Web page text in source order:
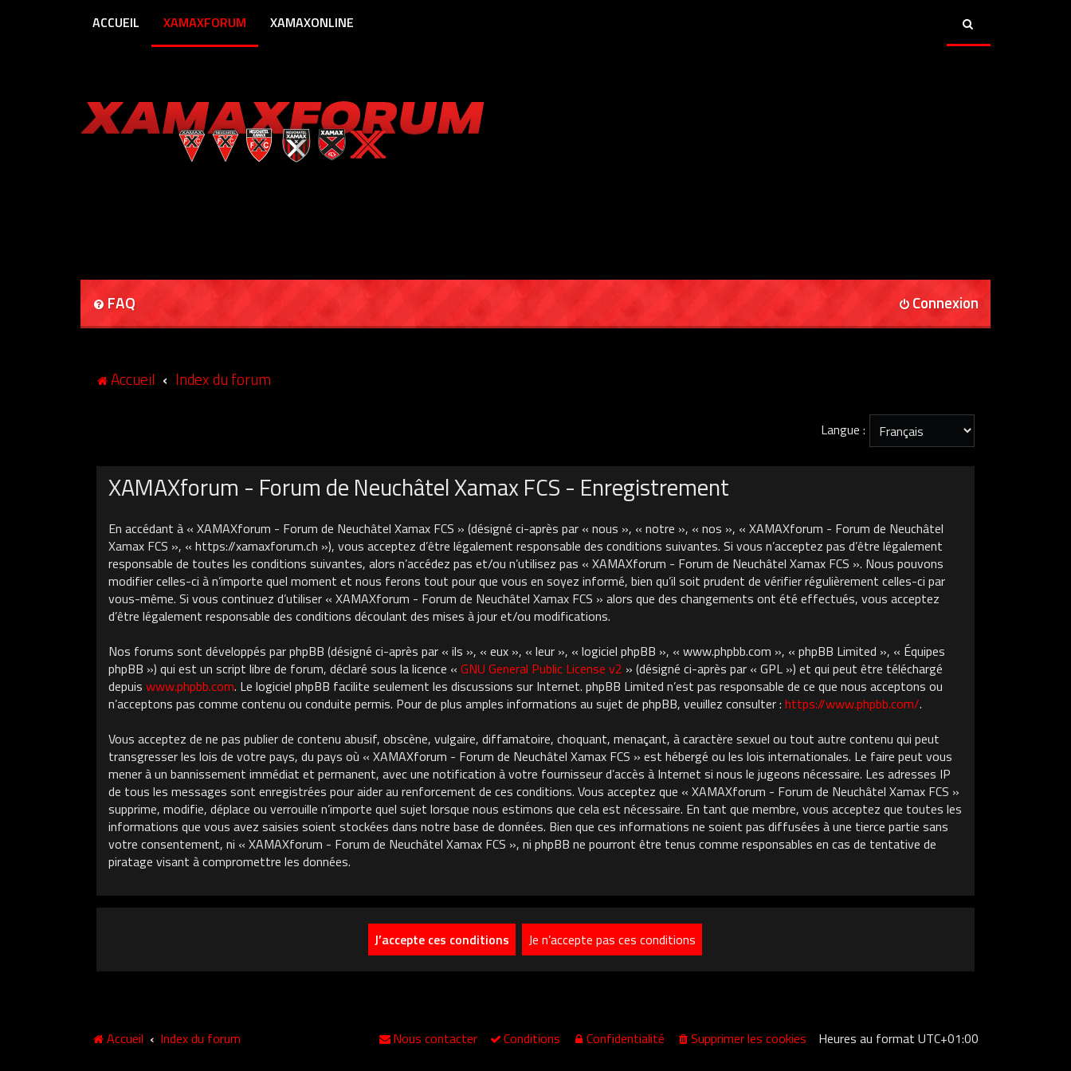
ACCUEIL XAMAXFORUM XAMAXONLINE
FAQ Connexion
Accueil Index du forum
Langue :
XAMAXforum - Forum de Neuchâtel Xamax FCS - Enregistrement
En accédant à « XAMAXforum - Forum de Neuchâtel Xamax FCS » (désigné ci-après par « nous », « notre », « nos », « XAMAXforum - Forum de Neuchâtel
Xamax FCS », « https://xamaxforum.ch »), vous acceptez d’être légalement responsable des conditions suivantes. Si vous n’acceptez pas d’être légalement
responsable de toutes les conditions suivantes, alors n’accédez pas et/ou n’utilisez pas « XAMAXforum - Forum de Neuchâtel Xamax FCS ». Nous pouvons
modifier celles-ci à n’importe quel moment et nous ferons tout pour que vous en soyez informé, bien qu’il soit prudent de vérifier régulièrement celles-ci par
vous-même. Si vous continuez d’utiliser « XAMAXforum - Forum de Neuchâtel Xamax FCS » alors que des changements ont été effectués, vous acceptez
d’être légalement responsable des conditions découlant des mises à jour et/ou modifications.
Nos forums sont développés par phpBB (désigné ci-après par « ils », « eux », « leur », « logiciel phpBB », « www.phpbb.com », « phpBB Limited », « Équipes
phpBB ») qui est un script libre de forum, déclaré sous la licence « GNU General Public License v2 » (désigné ci-après par « GPL ») et qui peut être téléchargé
depuis www.phpbb.com. Le logiciel phpBB facilite seulement les discussions sur Internet. phpBB Limited n’est pas responsable de ce que nous acceptons ou
n’acceptons pas comme contenu ou conduite permis. Pour de plus amples informations au sujet de phpBB, veuillez consulter : https://www.phpbb.com/.
Vous acceptez de ne pas publier de contenu abusif, obscène, vulgaire, diffamatoire, choquant, menaçant, à caractère sexuel ou tout autre contenu qui peut
transgresser les lois de votre pays, du pays où « XAMAXforum - Forum de Neuchâtel Xamax FCS » est hébergé ou les lois internationales. Le faire peut vous
mener à un bannissement immédiat et permanent, avec une notification à votre fournisseur d’accès à Internet si nous le jugeons nécessaire. Les adresses IP
de tous les messages sont enregistrées pour aider au renforcement de ces conditions. Vous acceptez que « XAMAXforum - Forum de Neuchâtel Xamax FCS »
supprime, modifie, déplace ou verrouille n’importe quel sujet lorsque nous estimons que cela est nécessaire. En tant que membre, vous acceptez que toutes les
informations que vous avez saisies soient stockées dans notre base de données. Bien que ces informations ne soient pas diffusées à une tierce partie sans
votre consentement, ni « XAMAXforum - Forum de Neuchâtel Xamax FCS », ni phpBB ne pourront être tenus comme responsables en cas de tentative de
piratage visant à compromettre les données.
Accueil Index du forum Heures au formatUTC+01:00
Supprimer les cookies
Confidentialité
Conditions
Nous contacter